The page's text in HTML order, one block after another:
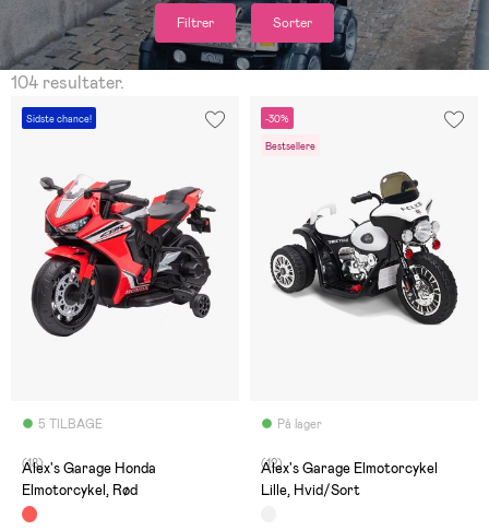
Filtrer Sorter
104 resultater.
Sidste chance!
5 TILBAGE
(18)
Alex's Garage Honda
Elmotorcykel, Rød
-30%
Bestsellere
På lager
(12)
Alex's Garage Elmotorcykel
Lille, Hvid/Sort